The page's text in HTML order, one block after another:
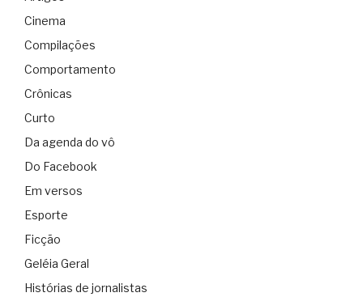
Cinema
Compilações
Comportamento
Crônicas
Curto
Da agenda do vô
Do Facebook
Em versos
Esporte
Ficção
Geléia Geral
Histórias de jornalistas